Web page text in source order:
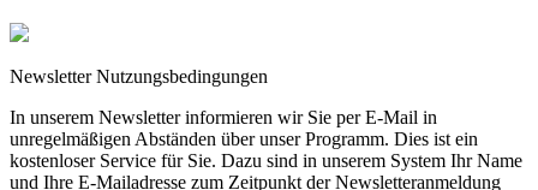
Newsletter Nutzungsbedingungen
In unserem Newsletter informieren wir Sie per E-Mail in
unregelmäßigen Abständen über unser Programm. Dies ist ein
kostenloser Service für Sie. Dazu sind in unserem System Ihr Name
und Ihre E-Mailadresse zum Zeitpunkt der Newsletteranmeldung